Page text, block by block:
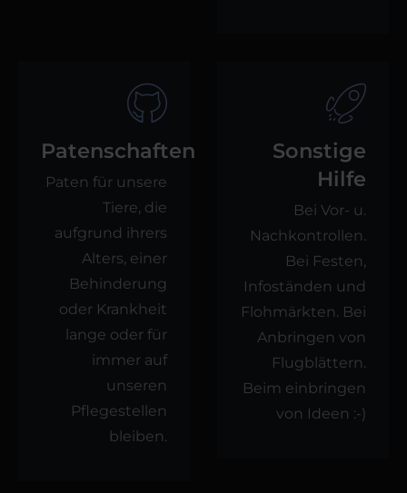
Patenschaften
Paten für unsere
Tiere, die
aufgrund ihrers
Alters, einer
Behinderung
oder Krankheit
lange oder für
immer auf
unseren
Pflegestellen
bleiben.
Sonstige
Hilfe
Bei Vor- u.
Nachkontrollen.
Bei Festen,
Infoständen und
Flohmärkten. Bei
Anbringen von
Flugblättern.
Beim einbringen
von Ideen :-)